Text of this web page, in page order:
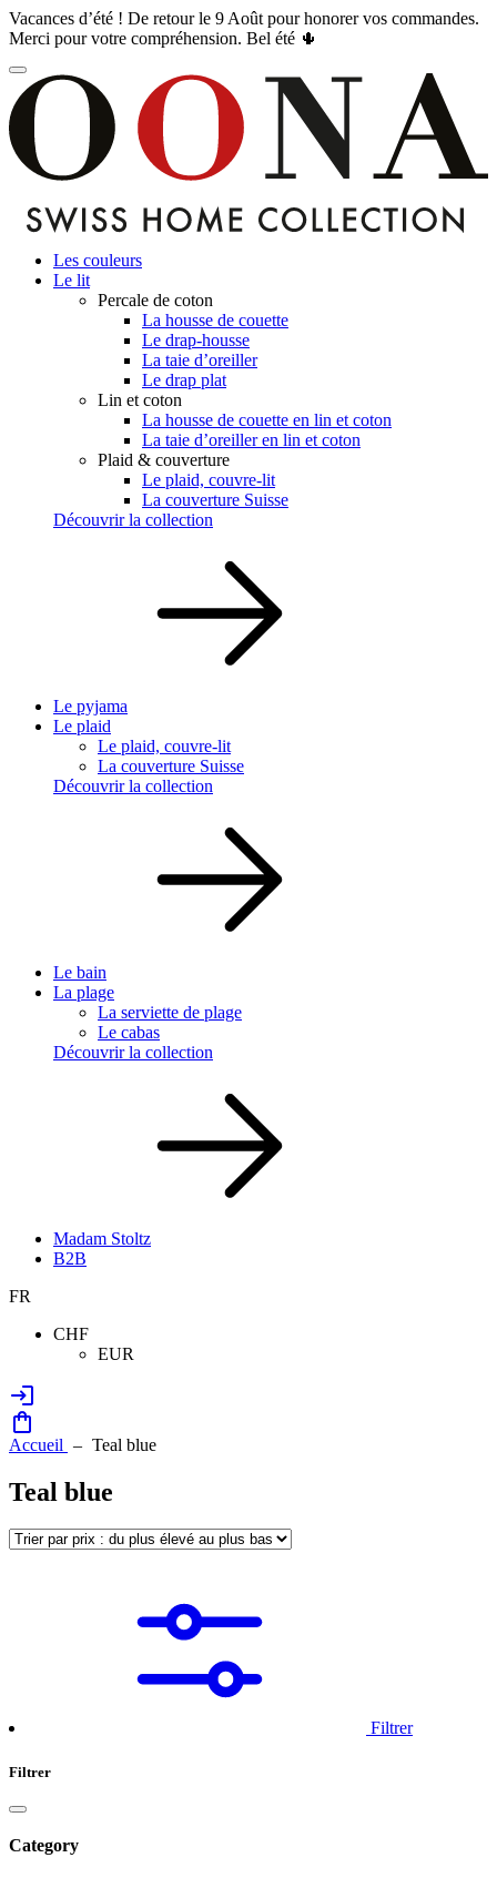
Vacances d’été ! De retour le 9 Août pour honorer vos commandes.
Merci pour votre compréhension. Bel été 🌵
Les couleurs
Le lit
Percale de coton
La housse de couette
Le drap-housse
La taie d’oreiller
Le drap plat
Lin et coton
La housse de couette en lin et coton
La taie d’oreiller en lin et coton
Plaid & couverture
Le plaid, couvre-lit
La couverture Suisse
Découvrir la collection
Le pyjama
Le plaid
Le plaid, couvre-lit
La couverture Suisse
Découvrir la collection
Le bain
La plage
La serviette de plage
Le cabas
Découvrir la collection
Madam Stoltz
B2B
FR
CHF
EUR
Accueil Teal blue
Teal blue
Filtrer
Filtrer
Category